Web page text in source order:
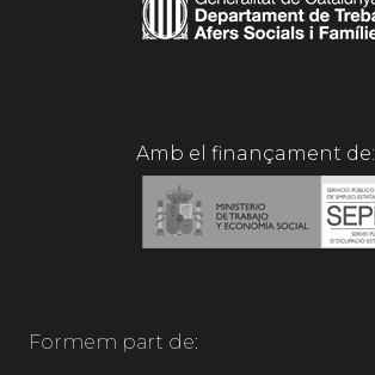
Amb el finançament de:
Formem part de: